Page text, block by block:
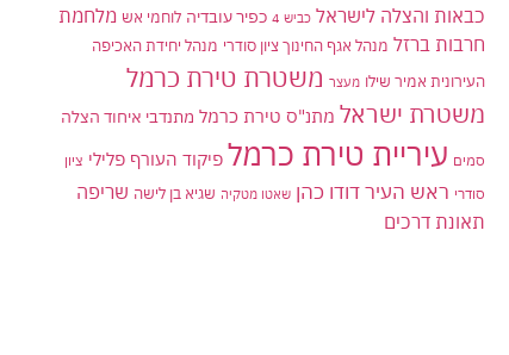
כבאות והצלה לישראל כביש 4 כפיר עובדיה לוחמי אש מלחמת
חרבות ברזל מנהל אגף החינוך ציון סודרי מנהל יחידת האכיפה
העירונית אמיר שילו מעצר משטרת טירת כרמל
משטרת ישראל מתנ"ס טירת כרמל מתנדבי איחוד הצלה
סמים עיריית טירת כרמל פיקוד העורף פלילי ציון
סודרי ראש העיר דודו כהן שאטו מטקיה שגיא בן לישה שריפה
תאונת דרכים